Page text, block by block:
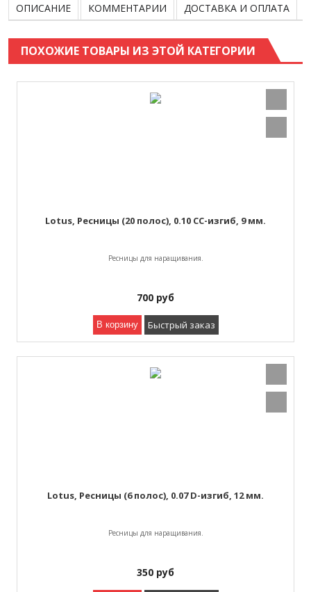
ОПИСАНИЕ КОММЕНТАРИИ ДОСТАВКА И ОПЛАТА
ПОХОЖИЕ ТОВАРЫ ИЗ ЭТОЙ КАТЕГОРИИ
Lotus, Ресницы (20 полос), 0.10 СС-изгиб, 9 мм.
Ресницы для наращивания.
700 руб
В корзину Быстрый заказ
Lotus, Ресницы (6 полос), 0.07 D-изгиб, 12 мм.
Ресницы для наращивания.
350 руб